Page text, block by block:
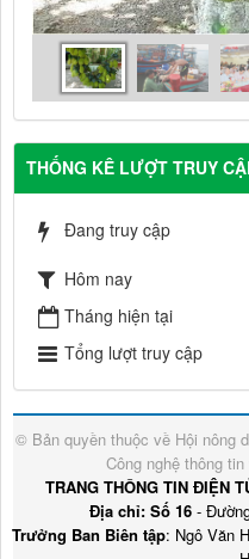
THỐNG KÊ LƯỢT TRUY
Đang truy cập
Hôm nay
Tháng hiện tại
Tổng lượt truy cập
© Bản quyền thuộc về Hội nông
Công nghệ thông
TRANG THÔNG TIN ĐIỆN
Địa chỉ: Số 16 -
Trưởng Ban Biên tập: Ngô Văn